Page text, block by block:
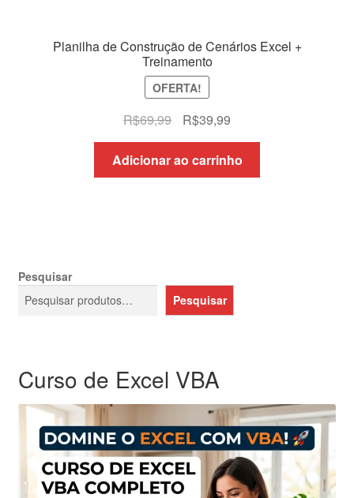
Planilha de Construção de Cenários Excel +
Treinamento
OFERTA!
R$69,99
O
preço
original
era:
R$39,99O
preço
atual
é:
Adicionar ao carrinho
Pesquisar
Pesquisar
Curso de Excel VBA